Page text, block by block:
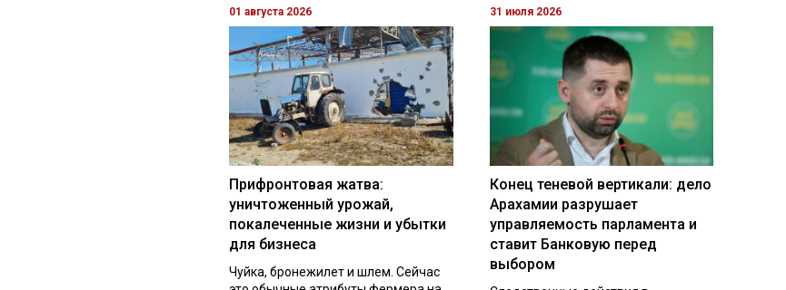
01 августа 2026
Прифронтовая жатва:
уничтоженный урожай,
покалеченные жизни и убытки
для бизнеса
Чуйка, бронежилет и шлем. Сейчас
31 июля 2026
Конец теневой вертикали: дело
Арахамии разрушает
управляемость парламента и
ставит Банковую перед
выбором